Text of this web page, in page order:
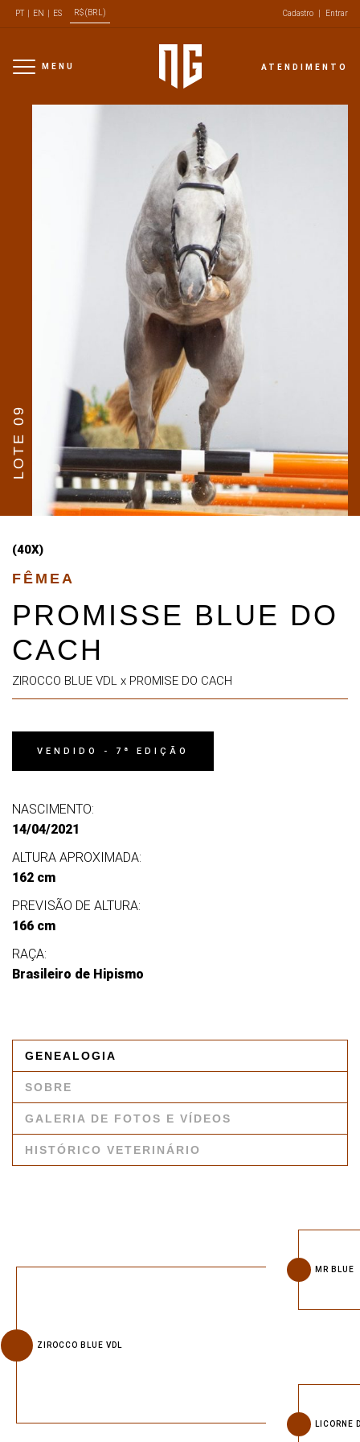
PT| EN ES R$ (BRL) Cadastro Entrar
ATENDIMENTO
MENU
LOTE 09
(40X)
FÊMEA
PROMISSE BLUE DO
CACH
ZIROCCO BLUE VDL x PROMISE DO CACH
VENDIDO - 7ª EDIÇÃO
NASCIMENTO:
14/04/2021
ALTURA APROXIMADA:
162 cm
PREVISÃO DE ALTURA:
166 cm
RAÇA:
Brasileiro de Hipismo
GENEALOGIA
SOBRE
GALERIA DE FOTOS E VÍDEOS
HISTÓRICO VETERINÁRIO
ZIROCCO BLUE VDL
MR BLUE
LICORNE